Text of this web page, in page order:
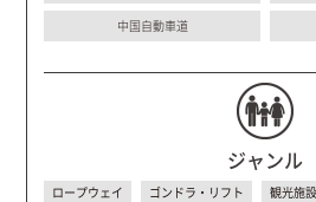
中国自動車道
ジャンル
ロープウェイ ゴンドラ・リフト 観光施設